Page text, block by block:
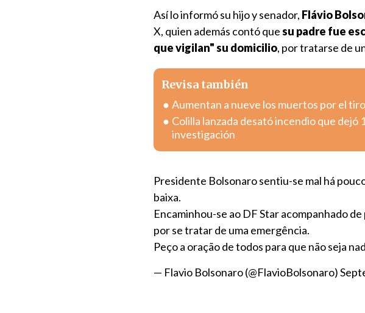
Así lo informó su hijo y senador, Flávio
X, quien además contó quesu padre fue
que vigilan" su domicilio, por tratarse de
Revisa también
Aumentan a nueve los muertos por el
Colilla lanzada desató incendio que
investigación
Presidente Bolsonaro sentiu-se mal há
baixa.
Encaminhou-se ao DF Star acompanhado
por se tratar de uma emergência.
Peço a oração de todos para que não seja
— Flavio Bolsonaro (@FlavioBolsonaro)